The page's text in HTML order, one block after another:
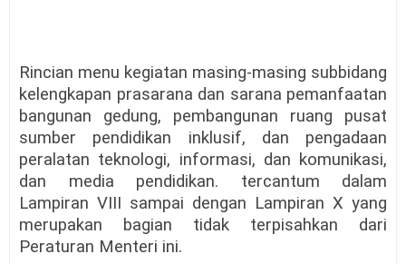
Rincian menu kegiatan masing-masing subbidang
kelengkapan prasarana dan sarana pemanfaatan
bangunan gedung, pembangunan ruang pusat
sumber pendidikan inklusif, dan pengadaan
peralatan teknologi, informasi, dan komunikasi,
dan media pendidikan. tercantum dalam
Lampiran VIII sampai dengan Lampiran X yang
merupakan bagian tidak terpisahkan dari
Peraturan Menteri ini.